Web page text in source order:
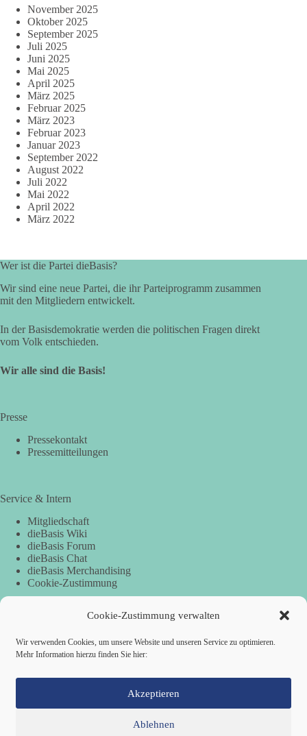
Cookie-Zustimmung verwalten
Wir verwenden Cookies, um unsere Website und unseren Service zu optimieren.
Mehr Information hierzu finden Sie hier:
Akzeptieren
Ablehnen
November 2025
Oktober 2025
September 2025
Juli 2025
Juni 2025
Mai 2025
April 2025
März 2025
Februar 2025
März 2023
Februar 2023
Januar 2023
September 2022
August 2022
Juli 2022
Mai 2022
April 2022
März 2022
Wer ist die Partei dieBasis?
Wir sind eine neue Partei, die ihr Parteiprogramm zusammen
mit den Mitgliedern entwickelt.
In der Basisdemokratie werden die politischen Fragen direkt
vom Volk entschieden.
Wir alle sind die Basis!
Presse
Pressekontakt
Pressemitteilungen
Service & Intern
Mitgliedschaft
dieBasis Wiki
dieBasis Forum
dieBasis Chat
dieBasis Merchandising
Cookie-Zustimmung
Per Banküberweisung:
Basisdemokratische Partei Deutschland
IBAN: DE90 1705 5050 1101 8128 49
BIC: WELADED1LOS